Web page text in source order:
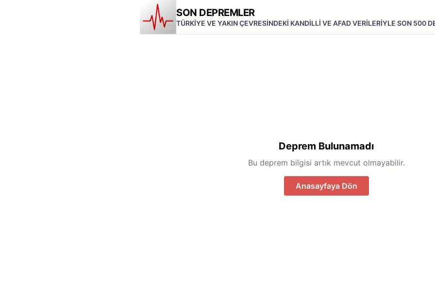
SON DEPREMLER
TÜRKİYE VE YAKIN ÇEVRESİNDEKİ KANDİLLİ VE AFAD VERİLERİYLE SON 500
Deprem Bulunamadı
Bu deprem bilgisi artık mevcut olmayabilir.
Anasayfaya Dön